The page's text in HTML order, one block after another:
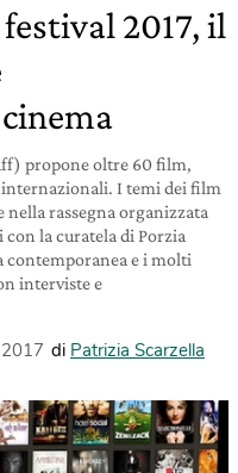
2017, il
propone oltre 60 film,
I temi dei film
rassegna organizzata
la curatela di Porzia
contemporanea e i molti
interviste e
di Patrizia Scarzella